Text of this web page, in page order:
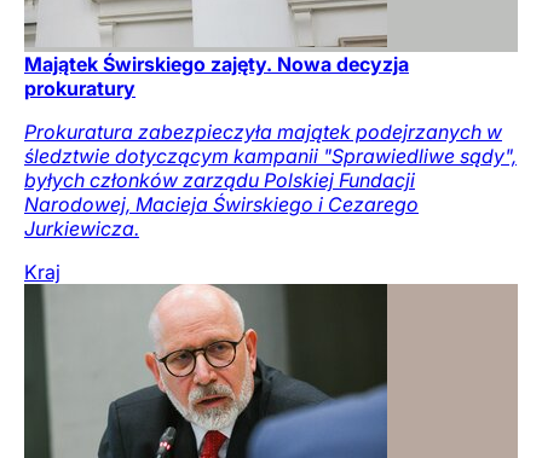
Majątek Świrskiego zajęty. Nowa decyzja
prokuratury
Prokuratura zabezpieczyła majątek podejrzanych w
śledztwie dotyczącym kampanii "Sprawiedliwe sądy",
byłych członków zarządu Polskiej Fundacji
Narodowej, Macieja Świrskiego i Cezarego
Jurkiewicza.
Kraj